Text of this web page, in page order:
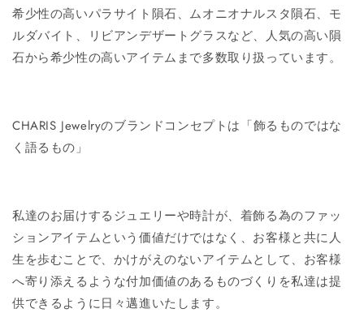
希少性の高いパラサイト隕石、ムオニオナルスタ隕石、モ
ルダバイト、リビアンデザートグラスなど、人気の高い隕
石から希少性の高いアイテムまで多数取り扱っています。
CHARIS Jewelryのブランドコンセプトは「飾るものではな
く語るもの」
私達のお届けするジュエリーや時計が、着飾る為のファッ
ションアイテムという価値だけではなく、お客様と共に人
生を歩むことで、かけがえのないアイテムとして、お客様
へ寄り添えるような付加価値のあるものづくりを私達は提
供できるように日々邁進いたします。